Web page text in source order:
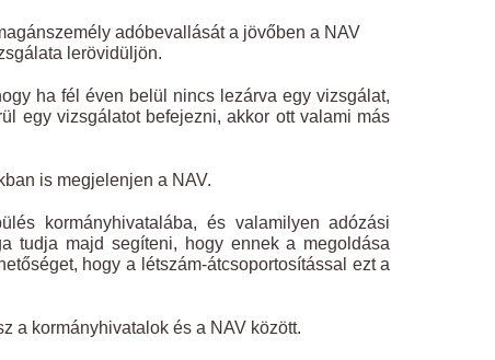
adóbevallását a jövőben a NAV
lerövidüljön.
ha fél éven belül nincs lezárva egy vizsgálat,
egy vizsgálatot befejezni, akkor ott valami más
is megjelenjen a NAV.
kormányhivatalába, és valamilyen adózási
tudja majd segíteni, hogy ennek a megoldása
hogy a létszám-átcsoportosítással ezt a
a kormányhivatalok és a NAV között.